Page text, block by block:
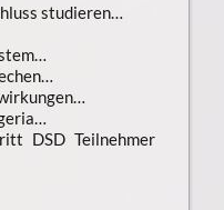
studieren…
DSD Teilnehmer